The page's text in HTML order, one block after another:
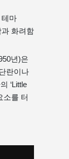
테마
화려함
년)은
란이나
‘Little
소를 터